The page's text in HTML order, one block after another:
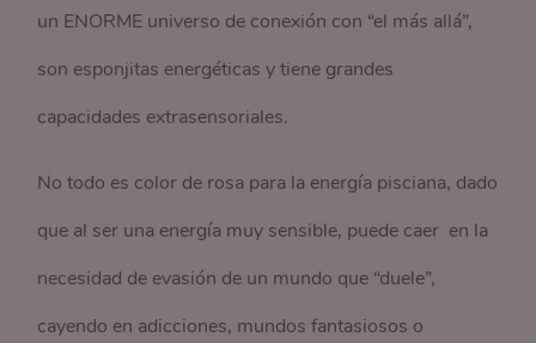
un ENORME universo de conexión con “el más allá”,
son esponjitas energéticas y tiene grandes
capacidades extrasensoriales.
No todo es color de rosa para la energía pisciana, dado
que al ser una energía muy sensible, puede caer en la
necesidad de evasión de un mundo que “duele”,
cayendo en adicciones, mundos fantasiosos o